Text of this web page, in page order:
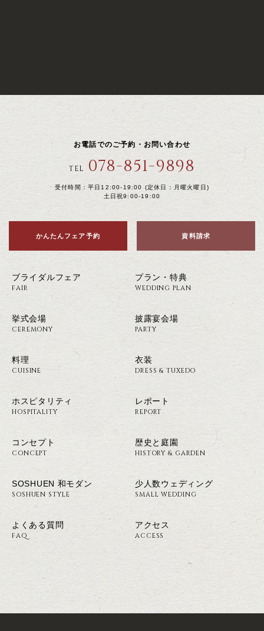
お電話でのご予約・お問い合わせ
TEL 078-851-9898
受付時間：平日12:00-19:00 (定休日：月曜火曜日)
土日祝9:00-19:00
かんたんフェア予約 資料請求
ブライダルフェア
FAIR
プラン・特典
WEDDING PLAN
挙式会場
CEREMONY
披露宴会場
PARTY
料理
CUISINE
衣装
DRESS & TUXEDO
ホスピタリティ
HOSPITALITY
レポート
REPORT
コンセプト
CONCEPT
歴史と庭園
HISTORY & GARDEN
SOSHUEN 和モダン
SOSHUEN STYLE
少人数ウェディング
SMALL WEDDING
よくある質問
FAQ
アクセス
ACCESS